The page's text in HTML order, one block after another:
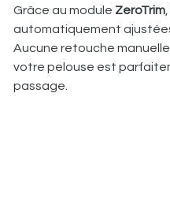
Grâce au module ZeroTrim
automatiquement
Aucune retouche manuelle
votre pelouse est
passage.